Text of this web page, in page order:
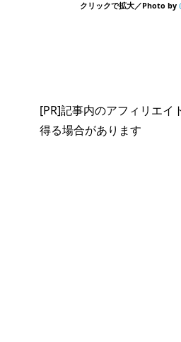
クリックで拡大／Photo by
[PR]記事内のアフィリエイ
得る場合があります